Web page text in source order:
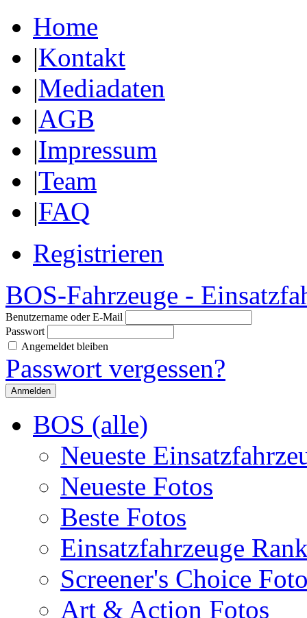
Home
|Kontakt
|Mediadaten
|AGB
|Impressum
|Team
|FAQ
Registrieren
BOS-Fahrzeuge -
Benutzername oder E-Mail
Passwort
Angemeldet bleiben
Passwort vergessen?
BOS (alle)
Neueste
Neueste Fotos
Beste Fotos
Einsatzfahrzeuge
Screener's Choice
Art & Action Fotos